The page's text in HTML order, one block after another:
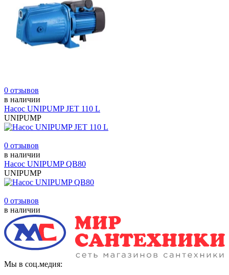
0 отзывов
в наличии
Насос UNIPUMP JET 110 L
UNIPUMP
0 отзывов
в наличии
Насос UNIPUMP QB80
UNIPUMP
0 отзывов
в наличии
Мы в соц.медия: